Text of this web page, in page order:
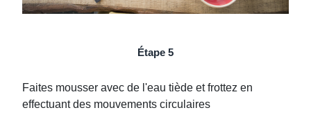
Étape 5
Faites mousser avec de l'eau tiède et frottez en
effectuant des mouvements circulaires